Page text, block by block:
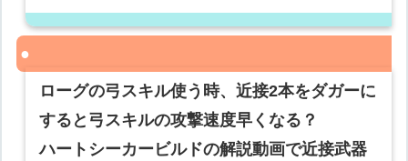
ローグの弓スキル使う時、近接2本をダガーに
すると弓スキルの攻撃速度早くなる？
ハートシーカービルドの解説動画で近接武器